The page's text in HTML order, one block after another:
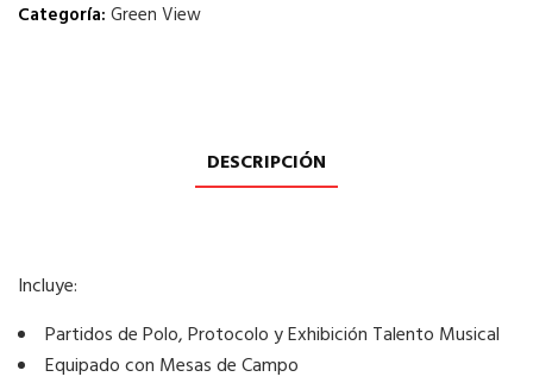
Categoría: Green View
DESCRIPCIÓN
Incluye:
Partidos de Polo, Protocolo y Exhibición Talento Musical
Equipado con Mesas de Campo